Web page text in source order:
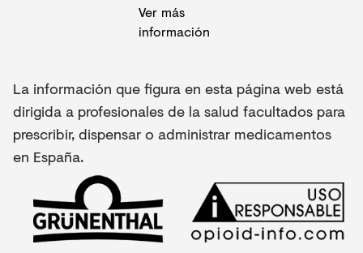
La información que figura en esta página web está
dirigida a profesionales de la salud facultados para
prescribir, dispensar o administrar medicamentos
en España.